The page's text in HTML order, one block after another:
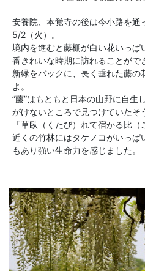
安養院、本覚寺の後は今小路を通
5/2（火）。
境内を進むと藤棚が白い花いっ
番きれいな時期に訪れることがで
新緑をバックに、長く垂れた藤の
よ。
”藤”はもともと日本の山野に自生
がけないところで見つけていたそ
「草臥（くたび）れて宿かる比
近くの竹林にはタケノコがいっ
もあり強い生命力を感じました。